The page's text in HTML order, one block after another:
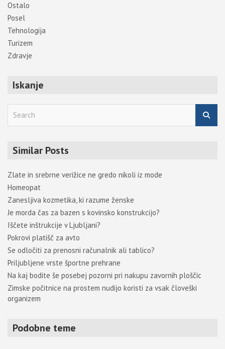
Ostalo
Posel
Tehnologija
Turizem
Zdravje
Iskanje
Similar Posts
Zlate in srebrne verižice ne gredo nikoli iz mode
Homeopat
Zanesljiva kozmetika, ki razume ženske
Je morda čas za bazen s kovinsko konstrukcijo?
Iščete inštrukcije v Ljubljani?
Pokrovi platišč za avto
Se odločiti za prenosni računalnik ali tablico?
Priljubljene vrste športne prehrane
Na kaj bodite še posebej pozorni pri nakupu zavornih ploščic
Zimske počitnice na prostem nudijo koristi za vsak človeški
organizem
Podobne teme